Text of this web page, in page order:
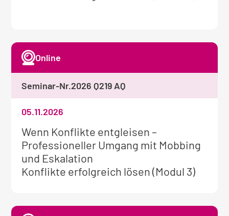
Weitere
Informationen
zum
Seminar:
Wenn Konflikte entgleisen –
Professioneller Umgang mit Mobbing
und Eskalation
Konflikte erfolgreich lösen (Modul 3)
05.11.2026
Online
Seminar-Nr.2026 Q219 AQ